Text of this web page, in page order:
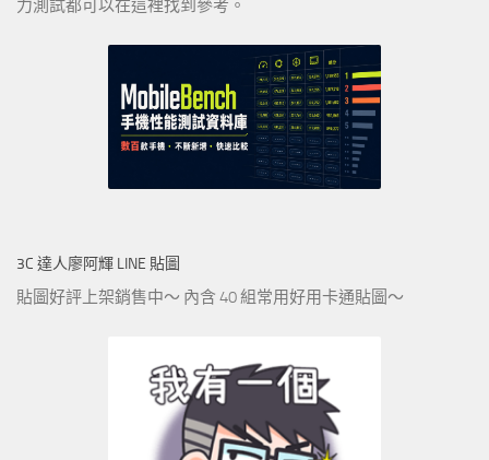
力測試都可以在這裡找到參考。
3C 達人廖阿輝 LINE 貼圖
貼圖好評上架銷售中～ 內含 40 組常用好用卡通貼圖～